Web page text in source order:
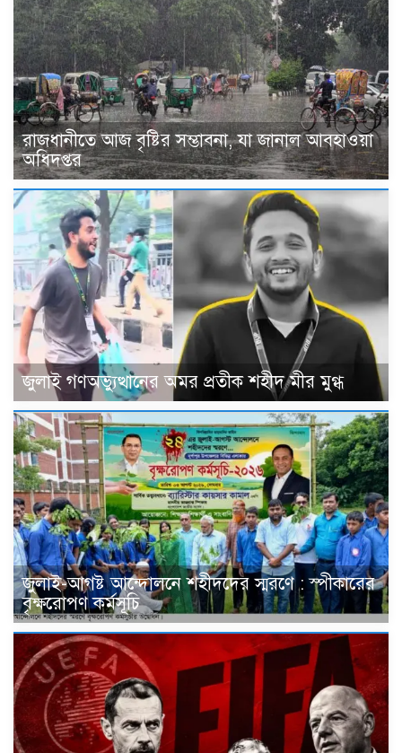
রাজধানীতে আজ বৃষ্টির সম্ভাবনা, যা জানাল আবহাওয়া
অধিদপ্তর
জুলাই গণঅভ্যুত্থানের অমর প্রতীক শহীদ মীর মুগ্ধ
জুলাই-আগষ্ট আন্দোলনে শহীদদের স্মরণে : স্পীকারের
বৃক্ষরোপণ কর্মসূচি